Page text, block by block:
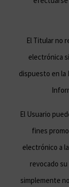
El Titular no
electrónica
dispuesto en la
El Usuario
fines
electrónico a
revocado
simplemente